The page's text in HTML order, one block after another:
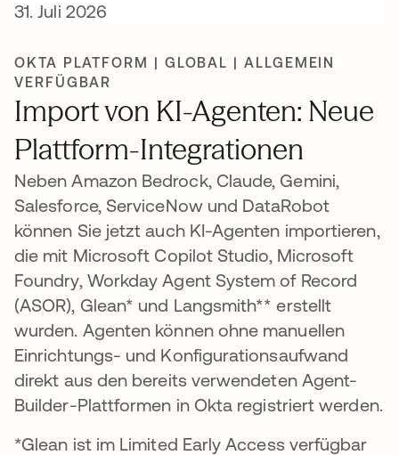
31. Juli 2026
OKTA PLATFORM | GLOBAL | ALLGEMEIN
VERFÜGBAR
Import von KI-Agenten: Neue
Plattform-Integrationen
Neben Amazon Bedrock, Claude, Gemini,
Salesforce, ServiceNow und DataRobot
können Sie jetzt auch KI-Agenten importieren,
die mit Microsoft Copilot Studio, Microsoft
Foundry, Workday Agent System of Record
(ASOR), Glean* und Langsmith** erstellt
wurden. Agenten können ohne manuellen
Einrichtungs- und Konfigurationsaufwand
direkt aus den bereits verwendeten Agent-
Builder-Plattformen in Okta registriert werden.
*Glean ist im Limited Early Access verfügbar